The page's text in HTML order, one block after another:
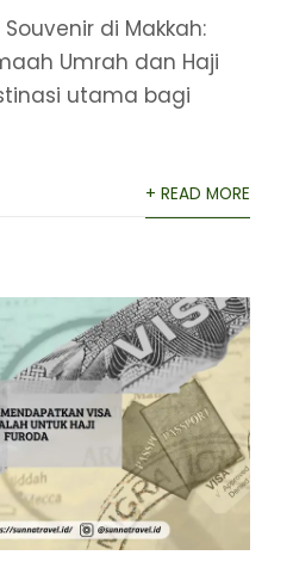
di Makkah:
Umrah dan Haji
utama bagi
+ READ MORE